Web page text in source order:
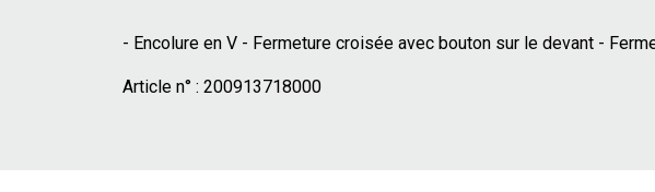
- Encolure en V - Fermeture croisée avec bouton sur le devant -
Article n° : 200913718000